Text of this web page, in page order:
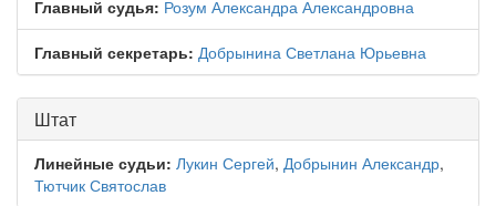
Главный судья: Розум Александра Александровна
Главный секретарь: Добрынина Светлана Юрьевна
Штат
Линейные судьи: Лукин Сергей, Добрынин Александр,
Тютчик Святослав